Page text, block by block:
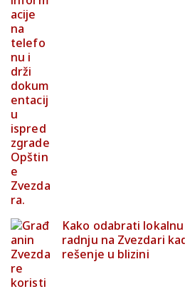
Kako odabrati
radnju na Zvezdari
rešenje u blizini